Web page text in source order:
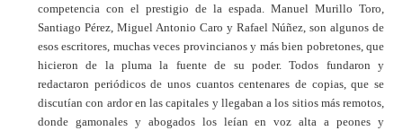
competencia con el prestigio de la espada. Manuel Murillo Toro,
Santiago Pérez, Miguel Antonio Caro y Rafael Núñez, son algunos de
esos escritores, muchas veces provincianos y más bien pobretones, que
hicieron de la pluma la fuente de su poder. Todos fundaron y
redactaron periódicos de unos cuantos centenares de copias, que se
discutían con ardor en las capitales y llegaban a los sitios más remotos,
donde gamonales y abogados los leían en voz alta a peones y